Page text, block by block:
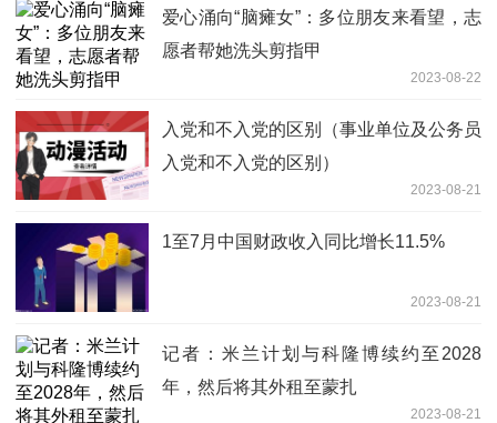
爱心涌向“脑瘫女”：多位朋友来看望，志
愿者帮她洗头剪指甲
2023-08-22
入党和不入党的区别（事业单位及公务员
入党和不入党的区别）
2023-08-21
1至7月中国财政收入同比增长11.5%
2023-08-21
记者：米兰计划与科隆博续约至2028
年，然后将其外租至蒙扎
2023-08-21